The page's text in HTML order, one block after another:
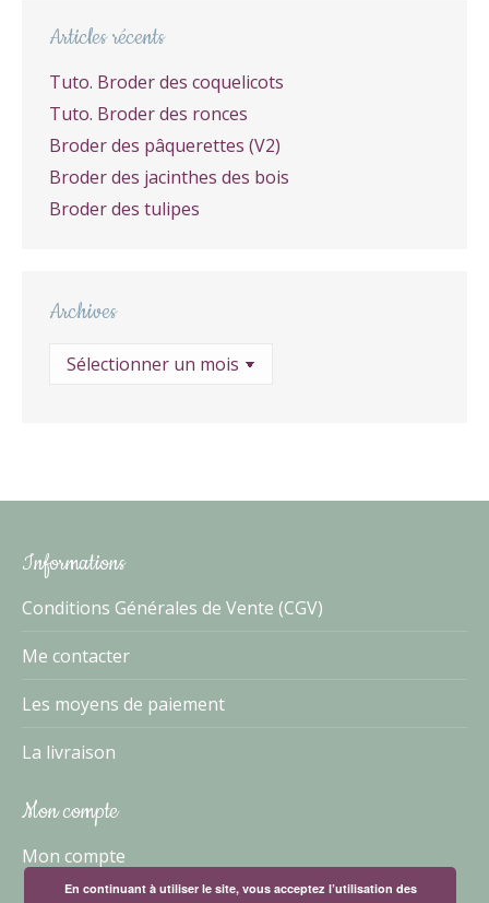
Articles récents
Tuto. Broder des coquelicots
Tuto. Broder des ronces
Broder des pâquerettes (V2)
Broder des jacinthes des bois
Broder des tulipes
Archives
Archives
Informations
Conditions Générales de Vente (CGV)
Me contacter
Les moyens de paiement
La livraison
Mon compte
Mon compte
En continuant à utiliser le site, vous acceptez l’utilisation des